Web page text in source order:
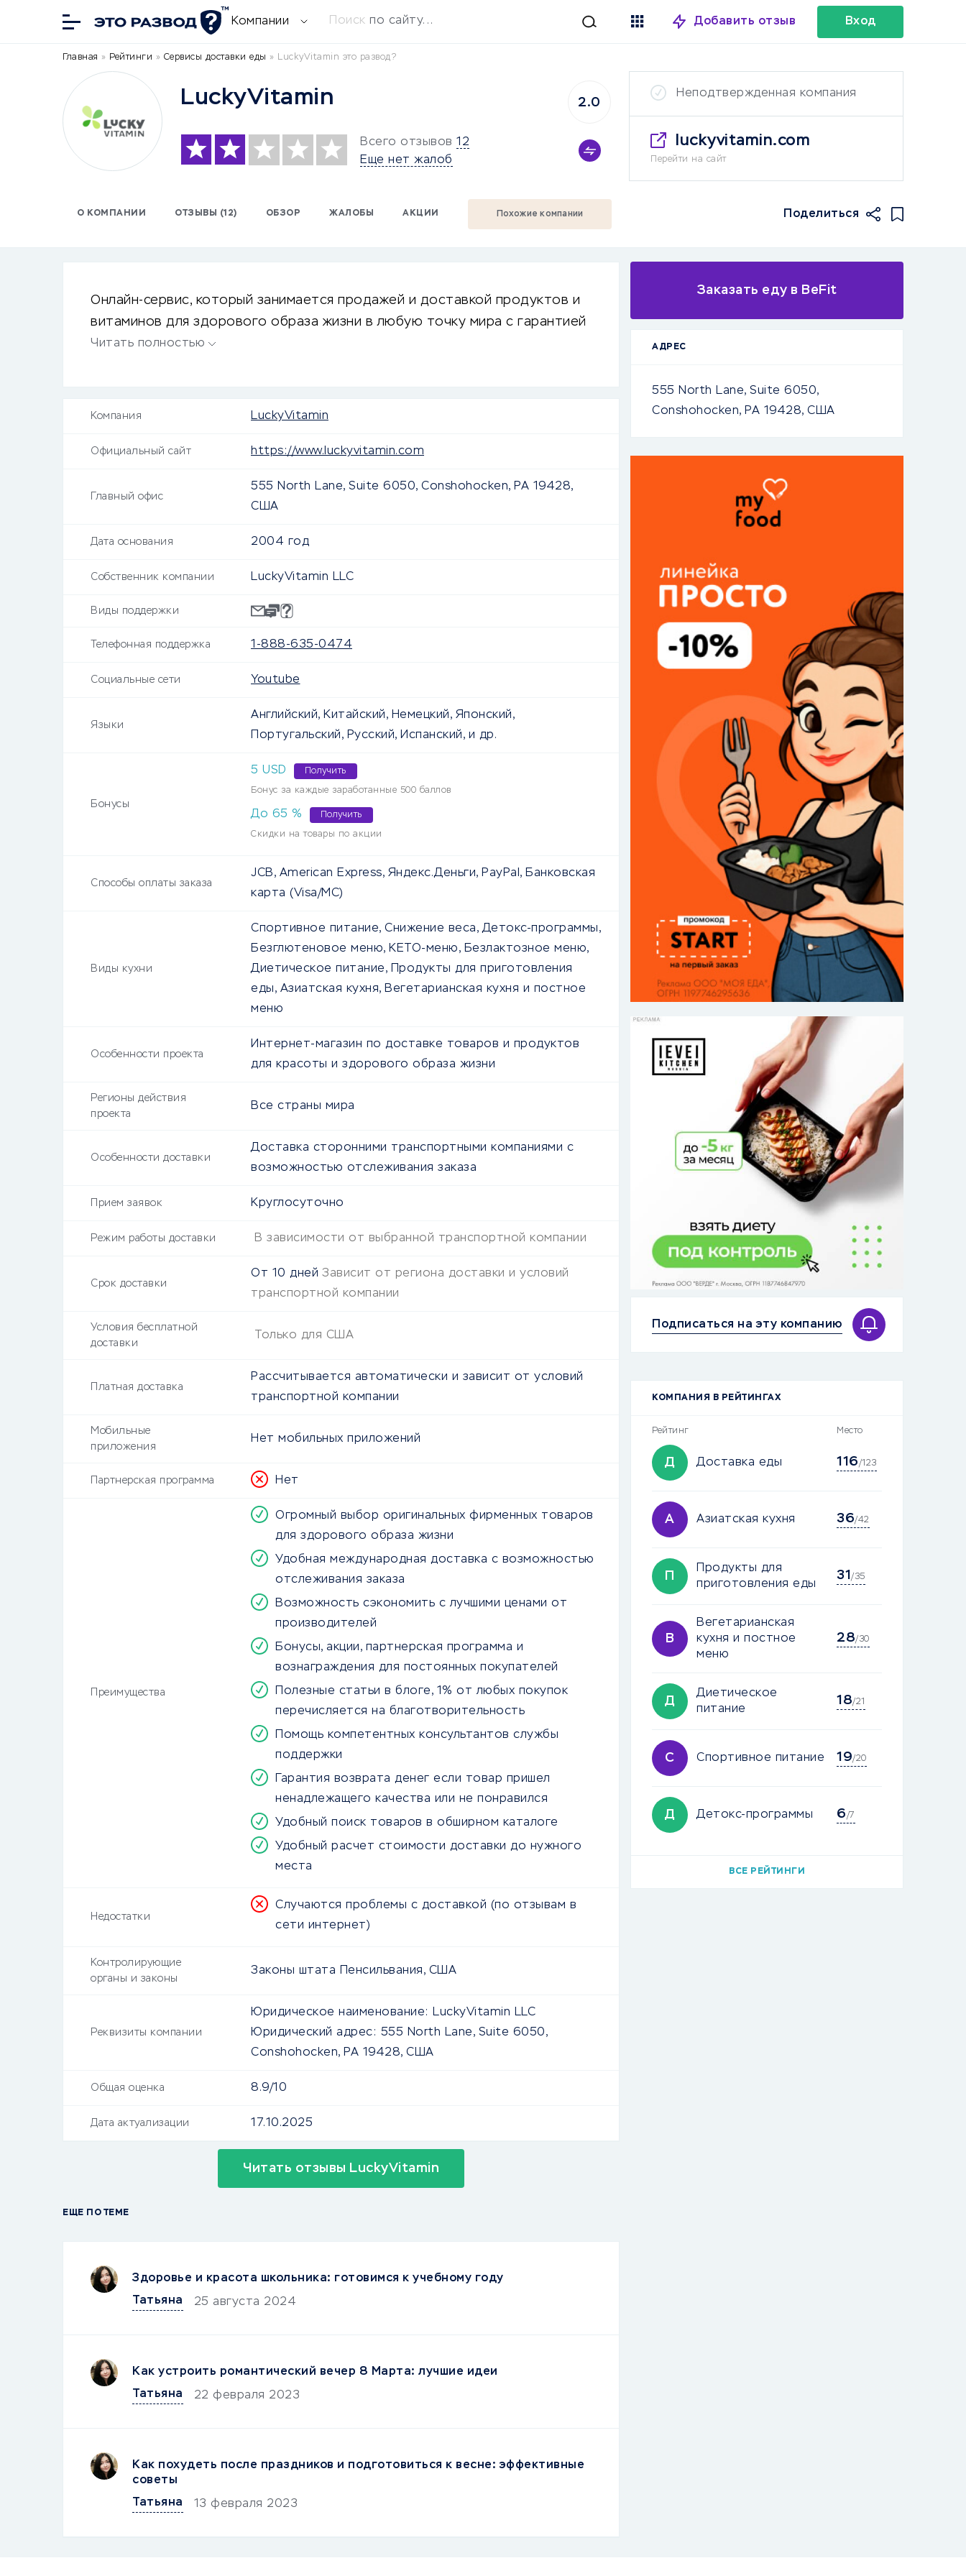
Компании Поиск по сайту... Добавить отзыв Вход
Главная » Рейтинги » Сервисы доставки еды » LuckyVitamin это развод?
LuckyVitamin
Всего отзывов 12
Еще нет жалоб
2.0
Неподтвержденная компания
luckyvitamin.com
Перейти на сайт
О КОМПАНИИ ОТЗЫВЫ (12) ОБЗОР ЖАЛОБЫ АКЦИИ Похожие компании Поделиться
Онлайн-сервис, который занимается продажей и доставкой продуктов и
витаминов для здорового образа жизни в любую точку мира с гарантией
низкой цены.
Читать полностью
Компания LuckyVitamin
Официальный сайт https://www.luckyvitamin.com
Главный офис
555 North Lane, Suite 6050, Conshohocken, PA 19428,
США
Дата основания 2004 год
Собственник компании LuckyVitamin LLC
Виды поддержки
Телефонная поддержка 1-888-635-0474
Социальные сети Youtube
Языки
Английский, Китайский, Немецкий, Японский,
Португальский, Русский, Испанский, и др.
Бонусы
5 USD Получить
Бонус за каждые заработанные 500 баллов
До 65 % Получить
Скидки на товары по акции
Способы оплаты заказа
JCB, American Express, Яндекс.Деньги, PayPal, Банковская
карта (Visa/MC)
Виды кухни
Спортивное питание, Снижение веса, Детокс-программы,
Безглютеновое меню, КЕТО-меню, Безлактозное меню,
Диетическое питание, Продукты для приготовления
еды, Азиатская кухня, Вегетарианская кухня и постное
меню
Особенности проекта
Интернет-магазин по доставке товаров и продуктов
для красоты и здорового образа жизни
Регионы действия
проекта
Все страны мира
Особенности доставки
Доставка сторонними транспортными компаниями с
возможностью отслеживания заказа
Прием заявок Круглосуточно
Режим работы доставки В зависимости от выбранной транспортной компании
Срок доставки
От 10 дней Зависит от региона доставки и условий
транспортной компании
Условия бесплатной
доставки
Только для США
Платная доставка
Рассчитывается автоматически и зависит от условий
транспортной компании
Мобильные
приложения
Нет мобильных приложений
Партнерская программа Нет
Преимущества
Огромный выбор оригинальных фирменных товаров
для здорового образа жизни
Удобная международная доставка с возможностью
отслеживания заказа
Возможность сэкономить с лучшими ценами от
производителей
Бонусы, акции, партнерская программа и
вознаграждения для постоянных покупателей
Полезные статьи в блоге, 1% от любых покупок
перечисляется на благотворительность
Помощь компетентных консультантов службы
поддержки
Гарантия возврата денег если товар пришел
ненадлежащего качества или не понравился
Удобный поиск товаров в обширном каталоге
Удобный расчет стоимости доставки до нужного
места
Недостатки
Случаются проблемы с доставкой (по отзывам в
сети интернет)
Контролирующие
органы и законы
Законы штата Пенсильвания, США
Реквизиты компании
Юридическое наименование:
LuckyVitamin LLC
Юридический адрес: 555 North Lane, Suite 6050,
Conshohocken, PA 19428, США
Общая оценка 8.9/10
Дата актуализации 17.10.2025
Читать отзывы LuckyVitamin
ЕЩЕ ПО ТЕМЕ
Здоровье и красота школьника: готовимся к учебному году
Татьяна
25 августа 2024
Как устроить романтический вечер 8 Марта: лучшие идеи
Татьяна
22 февраля 2023
Как похудеть после праздников и подготовиться к весне: эффективные
советы
Татьяна
13 февраля 2023
Заказать еду в BeFit
АДРЕС
555 North Lane, Suite 6050,
Conshohocken, PA 19428, США
Подписаться на эту компанию
КОМПАНИЯ В РЕЙТИНГАХ
Рейтинг Место
Д Доставка еды 116/123
А Азиатская кухня 36/42
П
Продукты для
приготовления еды
31 /35
В
Вегетарианская
кухня и постное
меню
28/30
Д
Диетическое
питание
18/21
С Спортивное питание 19/20
Д Детокс-программы 6/7
ВСЕ РЕЙТИНГИ